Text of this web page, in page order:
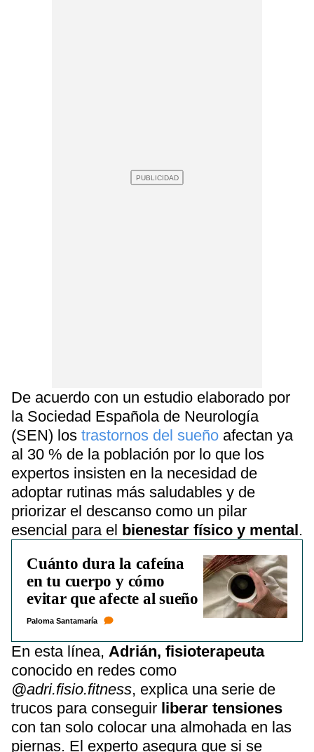
De acuerdo con un estudio elaborado por
la Sociedad Española de Neurología
(SEN) los trastornos del sueño afectan ya
al 30 % de la población por lo que los
expertos insisten en la necesidad de
adoptar rutinas más saludables y de
priorizar el descanso como un pilar
esencial para el bienestar físico y mental.
Cuánto dura la cafeína
en tu cuerpo y cómo
evitar que afecte al sueño
Paloma Santamaría
En esta línea, Adrián, fisioterapeuta
conocido en redes como
@adri.fisio.fitness, explica una serie de
trucos para conseguir liberar tensiones
con tan solo colocar una almohada en las
piernas. El experto asegura que si se